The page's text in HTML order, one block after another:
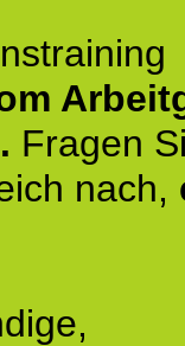
Fragen
nach,